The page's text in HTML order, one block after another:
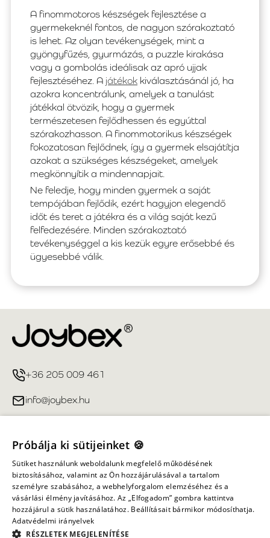
A finommotoros készségek fejlesztése a
gyermekeknél fontos, de nagyon szórakoztató
is lehet. Az olyan tevékenységek, mint a
gyöngyfűzés, gyurmázás, a puzzle kirakása
vagy a gombolás ideálisak az apró ujjak
fejlesztéséhez. A játékok kiválasztásánál jó, ha
azokra koncentrálunk, amelyek a tanulást
játékkal ötvözik, hogy a gyermek
természetesen fejlődhessen és egyúttal
szórakozhasson. A finommotorikus készségek
fokozatosan fejlődnek, így a gyermek elsajátítja
azokat a szükséges készségeket, amelyek
megkönnyítik a mindennapjait.
Ne feledje, hogy minden gyermek a saját
tempójában fejlődik, ezért hagyjon elegendő
időt és teret a játékra és a világ saját kezű
felfedezésére. Minden szórakoztató
tevékenységgel a kis kezük egyre erősebbé és
ügyesebbé válik.
+36 205 009 461
info@joybex.hu
Fiókom
Információ
Minden jog fenntartva ©
Próbálja ki sütijeinket 🍪
Sütiket használunk weboldalunk megfelelő működésének
biztosításához, valamint az Ön hozzájárulásával a tartalom
személyre szabásához, a webhelyforgalom elemzéséhez és a
vásárlási élmény javításához. Az „Elfogadom” gombra kattintva
hozzájárul a sütik használatához. Beállításait bármikor módosíthatja.
Adatvédelmi irányelvek
RÉSZLETEK MEGJELENÍTÉSE